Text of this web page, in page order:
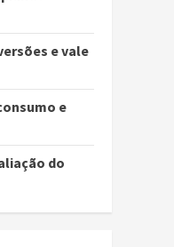
e vale
e
do